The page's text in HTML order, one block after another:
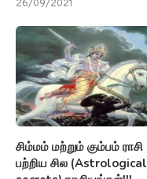
26/09/2021
சிம்மம் மற்றும் கும்பம் ராசி
பற்றிய சில (Astrological